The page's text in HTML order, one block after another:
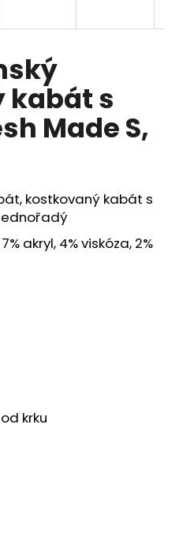
kabát s
Made S,
kostkovaný kabát s
akryl, 4% viskóza, 2%
krku